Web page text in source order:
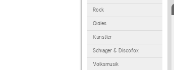
Rock
Oldies
Künstler
Schlager & Discofox
Volksmusik